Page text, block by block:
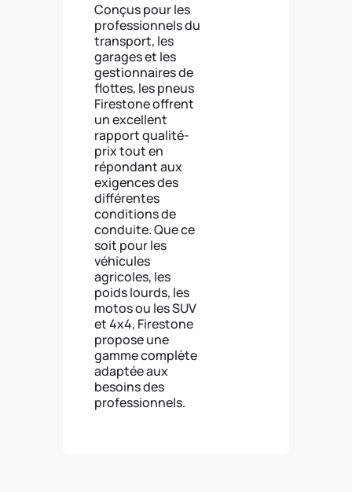
Conçus pour les
professionnels du
transport, les
garages et les
gestionnaires de
flottes, les pneus
Firestone offrent
un excellent
rapport qualité-
prix tout en
répondant aux
exigences des
différentes
conditions de
conduite. Que ce
soit pour les
véhicules
agricoles, les
poids lourds, les
motos ou les SUV
et 4x4, Firestone
propose une
gamme complète
adaptée aux
besoins des
professionnels.